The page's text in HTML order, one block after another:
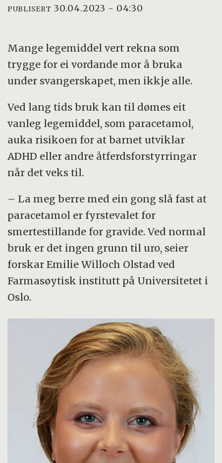
PUBLISERT 30.04.2023 - 04:30
Mange legemiddel vert rekna som
trygge for ei vordande mor å bruka
under svangerskapet, men ikkje alle.
Ved lang tids bruk kan til dømes eit
vanleg legemiddel, som paracetamol,
auka risikoen for at barnet utviklar
ADHD eller andre åtferdsforstyrringar
når det veks til.
– La meg berre med ein gong slå fast at
paracetamol er fyrstevalet for
smertestillande for gravide. Ved normal
bruk er det ingen grunn til uro, seier
forskar Emilie Willoch Olstad ved
Farmasøytisk institutt på Universitetet i
Oslo.